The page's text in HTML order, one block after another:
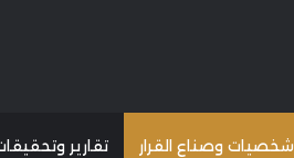
شخصيات وصناع القرار تقارير